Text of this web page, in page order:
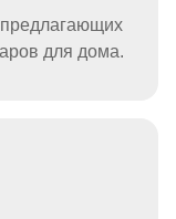
для дома.